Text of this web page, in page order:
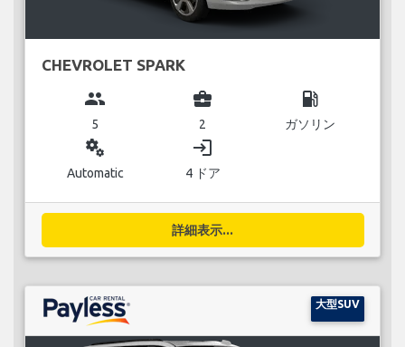
CHEVROLET SPARK
group
5
business_center
2
local_gas_station
ガソリン
miscellaneous_services
Automatic
login
4 ドア
詳細表示...
大型SUV